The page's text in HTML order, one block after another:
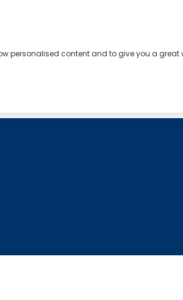
personalised content and to give you a great